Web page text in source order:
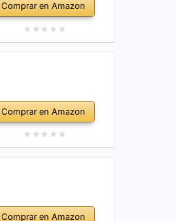
Comprar en Amazon
Comprar en Amazon
Comprar en Amazon